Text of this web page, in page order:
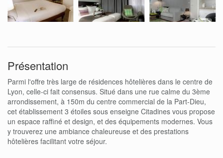
Présentation
Parmi l'offre très large de résidences hôtelières dans le centre de
Lyon, celle-ci fait consensus. Situé dans une rue calme du 3ème
arrondissement, à 150m du centre commercial de la Part-Dieu,
cet établissement 3 étoiles sous enseigne Citadines vous propose
un espace raffiné et design, et des équipements modernes. Vous
y trouverez une ambiance chaleureuse et des prestations
hôtelières facilitant votre séjour.